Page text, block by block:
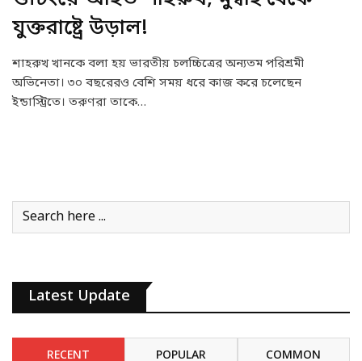
যুক্তরাষ্ট্রে উড়াল!
শাহরুখ খানকে বলা হয় ভারতীয় চলচ্চিত্রের অন্যতম পরিশ্রমী
অভিনেতা। ৩০ বছরেরও বেশি সময় ধরে কাজ করে চলেছেন
ইন্ডাস্ট্রিতে। তরুণরা তাকে…
Latest Update
RECENT POPULAR COMMON